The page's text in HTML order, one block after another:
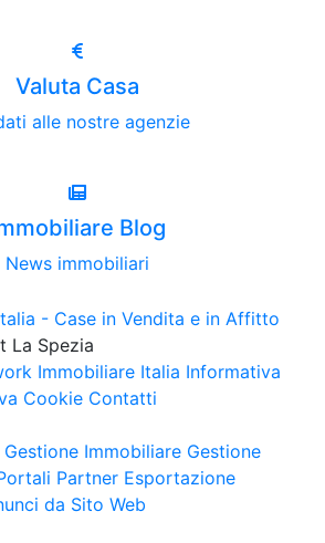
Valuta Casa
alle nostre agenzie
Blog
News immobiliari
La Spezia
Immobiliare Italia Informativa
Cookie Contatti
Gestione Immobiliare Gestione
Partner Esportazione
da Sito Web